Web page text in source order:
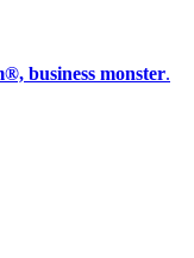
business monster.